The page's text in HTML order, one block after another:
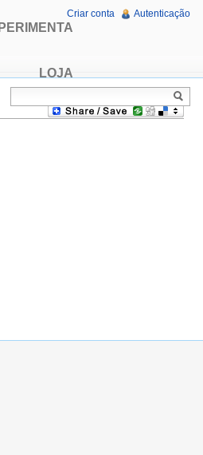
LOJA
Criar conta Autenticação